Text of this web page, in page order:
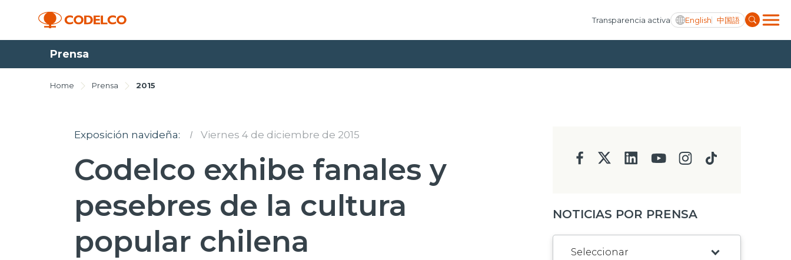
Transparencia activa English 中国語
Prensa
Home Prensa 2015
Exposición navideña: I Viernes 4 de diciembre de 2015
Codelco exhibe fanales y
pesebres de la cultura
popular chilena
NOTICIAS POR PRENSA